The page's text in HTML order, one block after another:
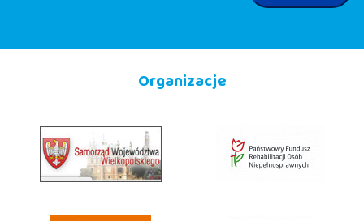
Organizacje